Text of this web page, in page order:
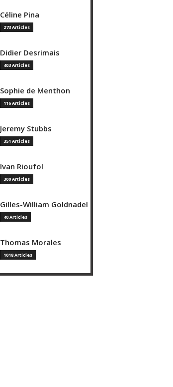
Céline Pina
273 Articles
Didier Desrimais
403 Articles
Sophie de Menthon
116 Articles
Jeremy Stubbs
351 Articles
Ivan Rioufol
300 Articles
Gilles-William Goldnadel
40 Articles
Thomas Morales
1018 Articles